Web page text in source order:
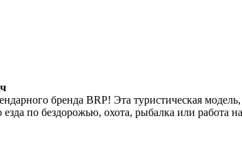
бренда BRP! Эта туристическая
по бездорожью, охота, рыбалка или